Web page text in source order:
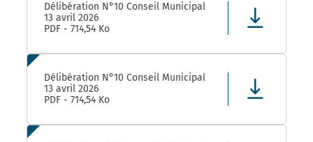
Délibération N°10 Conseil Municipal
13 avril 2026
PDF - 714,54 Ko
Délibération N°10 Conseil Municipal
13 avril 2026
PDF - 714,54 Ko